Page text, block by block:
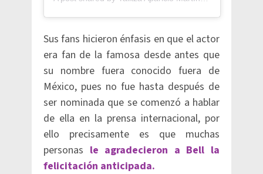
Sus fans hicieron énfasis en que el actor
era fan de la famosa desde antes que
su nombre fuera conocido fuera de
México, pues no fue hasta después de
ser nominada que se comenzó a hablar
de ella en la prensa internacional, por
ello precisamente es que muchas
personas le agradecieron a Bell la
felicitación anticipada.